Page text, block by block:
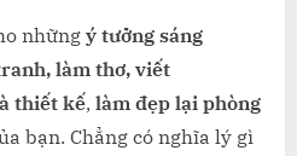
nhữngý tưởng sáng
làm thơ, viết
thiết kế, làm đẹp lại phòng
bạn. Chẳng có nghĩa lý gì